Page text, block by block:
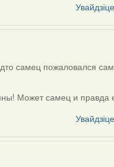
Увайдзіце
самец пожаловался
Может самец и правда
Увайдзіце